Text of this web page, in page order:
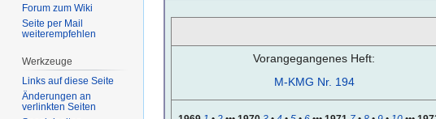
Vorangegangenes Heft:
M-KMG Nr. 194
Forum zum Wiki
Seite per Mail
weiterempfehlen
Werkzeuge
Links auf diese Seite
Änderungen an
verlinkten Seiten